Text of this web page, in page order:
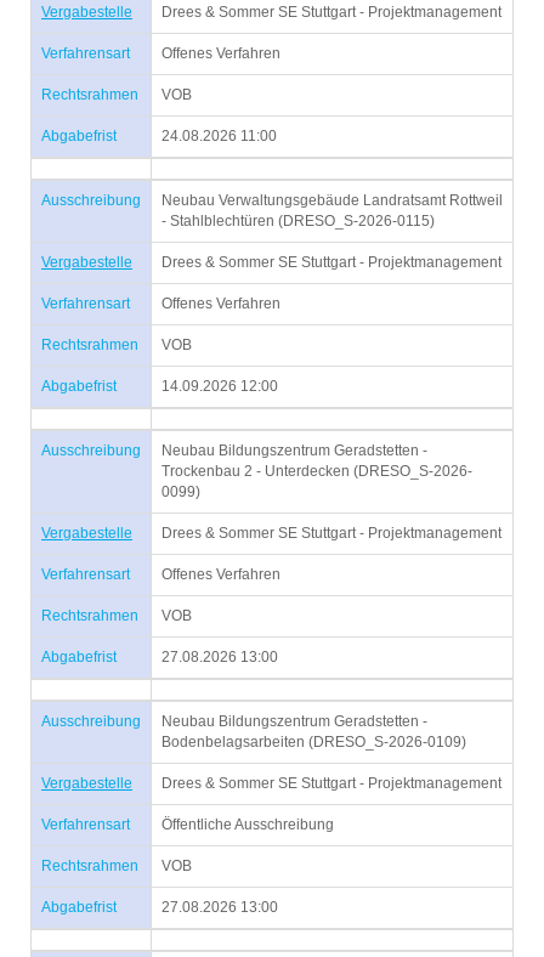
Vergabestelle Drees & Sommer SE Stuttgart - Projektmanagement
Verfahrensart Offenes Verfahren
Rechtsrahmen VOB
Abgabefrist 24.08.2026 11:00
Ausschreibung
Neubau Verwaltungsgebäude Landratsamt Rottweil
- Stahlblechtüren (DRESO_S-2026-0115)
Vergabestelle Drees & Sommer SE Stuttgart - Projektmanagement
Verfahrensart Offenes Verfahren
Rechtsrahmen VOB
Abgabefrist 14.09.2026 12:00
Ausschreibung
Neubau Bildungszentrum Geradstetten -
Trockenbau 2 - Unterdecken (DRESO_S-2026-
0099)
Vergabestelle Drees & Sommer SE Stuttgart - Projektmanagement
Verfahrensart Offenes Verfahren
Rechtsrahmen VOB
Abgabefrist 27.08.2026 13:00
Ausschreibung
Neubau Bildungszentrum Geradstetten -
Bodenbelagsarbeiten (DRESO_S-2026-0109)
Vergabestelle Drees & Sommer SE Stuttgart - Projektmanagement
Verfahrensart Öffentliche Ausschreibung
Rechtsrahmen VOB
Abgabefrist 27.08.2026 13:00